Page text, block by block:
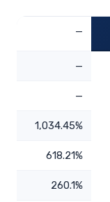
—
—
—
1,034.45%
618.21%
260.1%